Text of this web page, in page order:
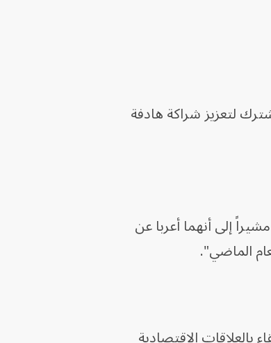
لتعزيز شراكة هادفة
إلى أنهما أعربا عن
الماضي".